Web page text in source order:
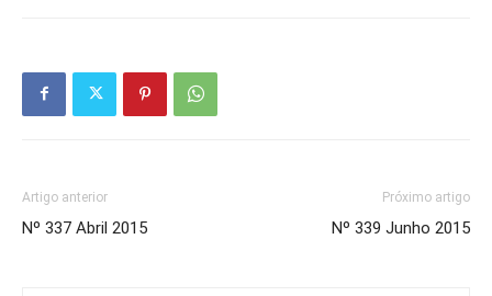
Artigo anterior
Nº 337 Abril 2015
Próximo artigo
Nº 339 Junho 2015